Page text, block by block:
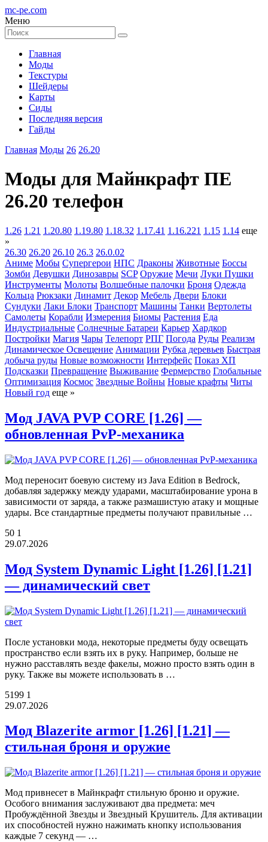
mc-pe.com
Меню
Главная
Моды
Текстуры
Шейдеры
Карты
Сиды
Последняя версия
Гайды
Главная Моды 26 26.20
Моды для Майнкрафт ПЕ
26.20 телефон
1.26 1.21 1.20.80 1.19.80 1.18.32 1.17.41 1.16.221 1.15 1.14 еще
»
26.30 26.20 26.10 26.3 26.0.02
Аниме Мобы Супергерои НПС Драконы Животные Боссы
Зомби Девушки Динозавры SCP Оружие Мечи Луки Пушки
Инструменты Молоты Волшебные палочки Броня Одежда
Кольца Рюкзаки Динамит Декор Мебель Двери Блоки
Сундуки Лаки Блоки Транспорт Машины Танки Вертолеты
Самолеты Корабли Измерения Биомы Растения Еда
Индустриальные Солнечные Батареи Карьер Хардкор
Постройки Магия Чары Телепорт РПГ Погода Руды Реализм
Динамическое Освещение Анимации Рубка деревьев Быстрая
добыча руды Новые возможности Интерфейс Показ ХП
Подсказки Превращение Выживание Фермерство Глобальные
Оптимизация Космос Звездные Войны Новые крафты Читы
Новый год еще »
Мод JAVA PVP CORE [1.26] —
обновленная PvP-механика
Мод переносит боевую систему из Java Edition в Bedrock,
добавляя задержку между ударами, масштабирование урона в
зависимости от заряда, а также размашистую атаку и мощные
удары. Все стандартные предметы получают правильные …
50 1
29.07.2026
Мод System Dynamic Light [1.26] [1.21]
— динамический свет
После установки мода, некоторые предметы буду освещать
пространство если взять их в руку. Например, больше не
нужно расставлять везде факелы, можно просто взять один в
руку. Также вы можете использовать в …
5199 1
29.07.2026
Мод Blazerite armor [1.26] [1.21] —
стильная броня и оружие
Мод привнесет в Майнкрафт стильную броню и оружие.
Особого внимания заслуживают два предмета: меч
Пробуждённой Звезды и Звездный Крушитель. Для активации
их способностей нужно нажимать кнопку использования
каждые 7 секунд — …